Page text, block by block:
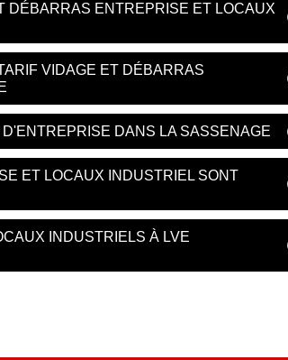
DÉBARRAS ENTREPRISE ET LOCAUX
VIDAGE ET DÉBARRAS
DANS LA SASSENAGE
ET LOCAUX INDUSTRIEL SONT
INDUSTRIELS À LVE